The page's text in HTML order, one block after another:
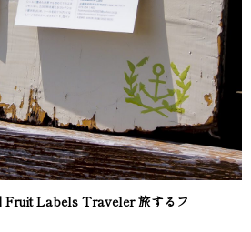
Fruit Labels Traveler 旅するフ